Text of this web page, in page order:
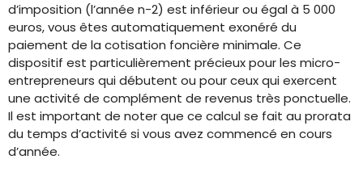
d’imposition (l’année n-2) est inférieur ou égal à 5 000
euros, vous êtes automatiquement exonéré du
paiement de la cotisation foncière minimale. Ce
dispositif est particulièrement précieux pour les micro-
entrepreneurs qui débutent ou pour ceux qui exercent
une activité de complément de revenus très ponctuelle.
Il est important de noter que ce calcul se fait au prorata
du temps d’activité si vous avez commencé en cours
d’année.